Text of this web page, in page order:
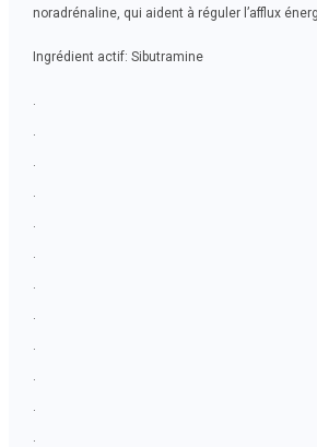
noradrénaline, qui aident à réguler l’afflux
Ingrédient actif: Sibutramine
.
.
.
.
.
.
.
.
.
.
.
.